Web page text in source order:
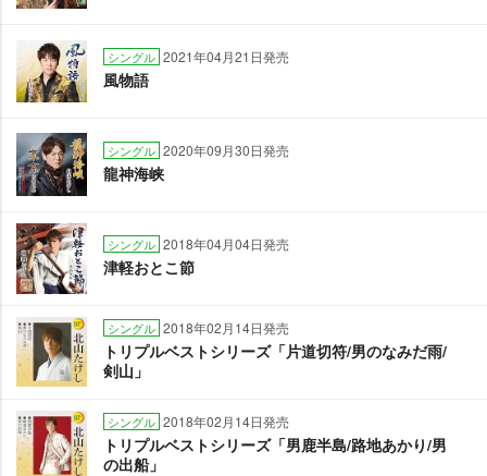
シングル 2021年04月21日発売
風物語
シングル 2020年09月30日発売
龍神海峡
シングル 2018年04月04日発売
津軽おとこ節
シングル 2018年02月14日発売
トリプルベストシリーズ「片道切符/男のなみだ雨/
剣山」
シングル 2018年02月14日発売
トリプルベストシリーズ「男鹿半島/路地あかり/男
の出船」